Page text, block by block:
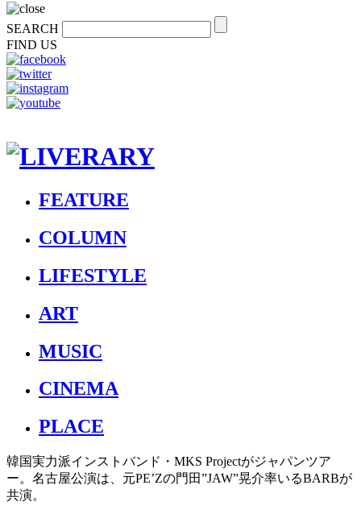
SEARCH
FIND US
FEATURE
COLUMN
LIFESTYLE
ART
MUSIC
CINEMA
PLACE
韓国実力派インストバンド・MKS Projectがジャパンツア
ー。名古屋公演は、元PE’Zの門田”JAW”晃介率いるBARBが
共演。